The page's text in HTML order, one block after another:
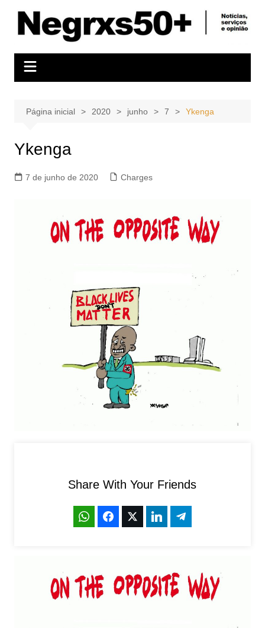
conteúdo
Página inicial 2020 junho 7 Ykenga
Ykenga
7 de junho de 2020 Charges
Share With Your Friends